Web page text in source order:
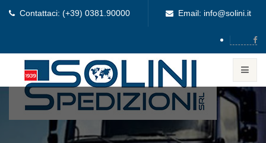
Contattaci: (+39) 0381.90000 Email: info@solini.it